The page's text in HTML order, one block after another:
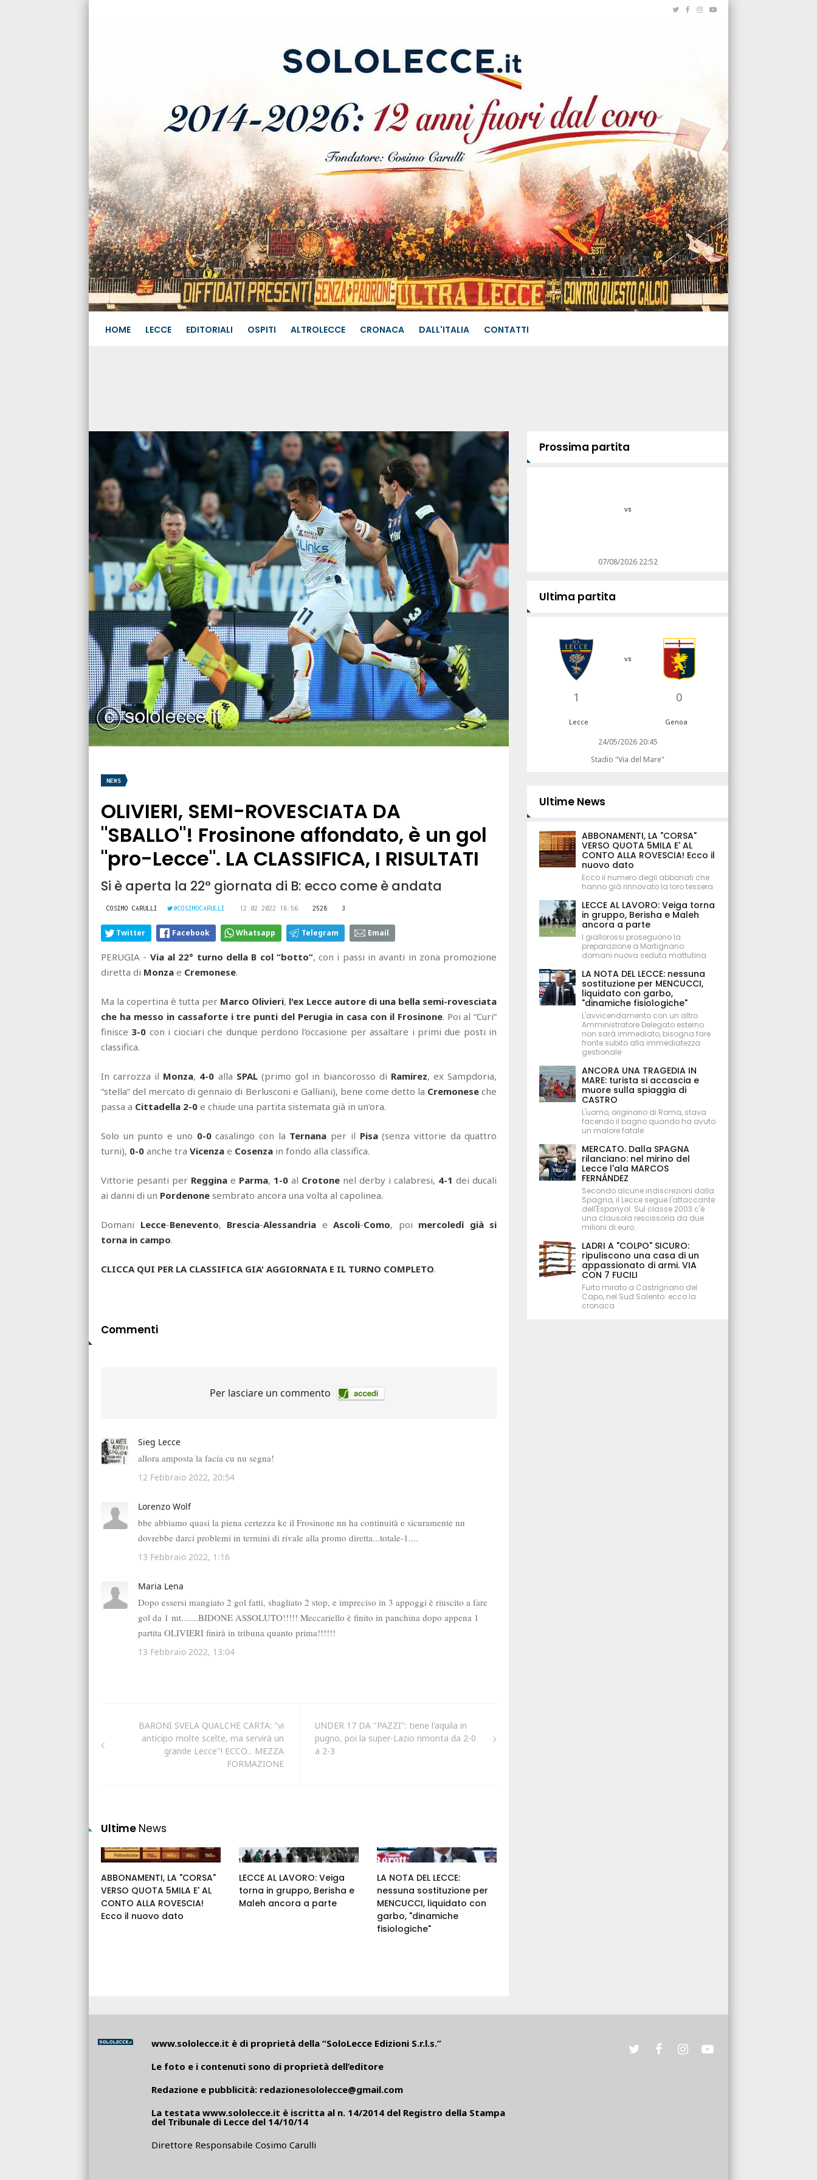
HOME LECCE EDITORIALI OSPITI ALTROLECCE CRONACA DALL'ITALIA CONTATTI
NEWS
OLIVIERI, SEMI-ROVESCIATA DA
"SBALLO"! Frosinone affondato, è un gol
"pro-Lecce". LA CLASSIFICA, I RISULTATI
Si è aperta la 22° giornata di B: ecco come è andata
COSIMO CARULLI @COSIMOCARULLI 12.02.2022 18:56 2528 3
Twitter Facebook Whatsapp Telegram Email
PERUGIA - Via al 22° turno della B col “botto”, con i passi in avanti in zona promozione
diretta di Monza e Cremonese.
Ma la copertina è tutta per Marco Olivieri, l'ex Lecce autore di una bella semi-rovesciata
che ha messo in cassaforte i tre punti del Perugia in casa con il Frosinone. Poi al “Curi”
finisce 3-0 con i ciociari che dunque perdono l'occasione per assaltare i primi due posti in
classifica.
In carrozza il Monza, 4-0 alla SPAL(primo gol in biancorosso di Ramirez, ex Sampdoria,
“stella” del mercato di gennaio di Berlusconi e Galliani), bene come detto la Cremonese che
passa a Cittadella 2-0 e chiude una partita sistemata già in un'ora.
Solo un punto e uno 0-0casalingo con la Ternana per il Pisa(senza vittorie da quattro
turni), 0-0 anche tra Vicenza e Cosenza in fondo alla classifica.
Vittorie pesanti per Reggina e Parma, 1-0 al Crotone nel derby i calabresi, 4-1 dei ducali
ai danni di un Pordenone sembrato ancora una volta al capolinea.
Domani Lecce-Benevento, Brescia-Alessandria eAscoli-Como, poi mercoledì già si
torna in campo.
CLICCA QUI PER LA CLASSIFICA GIA' AGGIORNATA E IL TURNO COMPLETO.
Commenti
BARONI SVELA QUALCHE CARTA: "vi
anticipo molte scelte, ma servirà un
grande Lecce"! ECCO... MEZZA
FORMAZIONE
UNDER 17 DA "PAZZI": tiene l'aquila in
pugno, poi la super-Lazio rimonta da 2-0
a 2-3
Ultime News
ABBONAMENTI, LA "CORSA"
VERSO QUOTA 5MILA E' AL
CONTO ALLA ROVESCIA!
Ecco il nuovo dato
LECCE AL LAVORO: Veiga
torna in gruppo, Berisha e
Maleh ancora a parte
LA NOTA DEL LECCE:
nessuna sostituzione per
MENCUCCI, liquidato con
garbo, "dinamiche
fisiologiche"
Prossima partita
vs
07/08/2026 22:52
Ultima partita
1
vs
0
Lecce Genoa
24/05/2026 20:45
Stadio "Via del Mare"
Ultime News
ABBONAMENTI, LA "CORSA"
VERSO QUOTA 5MILA E' AL
CONTO ALLA ROVESCIA! Ecco il
nuovo dato
Ecco il numero degli abbonati che
hanno già rinnovato la loro tessera
LECCE AL LAVORO: Veiga torna
in gruppo, Berisha e Maleh
ancora a parte
I giallorossi proseguono la
preparazione a Martignano:
domani nuova seduta mattutina
LA NOTA DEL LECCE: nessuna
sostituzione per MENCUCCI,
liquidato con garbo,
"dinamiche fisiologiche"
L'avvicendamento con un altro
Amministratore Delegato esterno
non sarà immediato, bisogna fare
fronte subito alla immediatezza
gestionale
ANCORA UNA TRAGEDIA IN
MARE: turista si accascia e
muore sulla spiaggia di
CASTRO
L'uomo, originario di Roma, stava
facendo il bagno quando ha avuto
un malore fatale
MERCATO. Dalla SPAGNA
rilanciano: nel mirino del
Lecce l'ala MARCOS
FERNÁNDEZ
Secondo alcune indiscrezioni dalla
Spagna, il Lecce segue l'attaccante
dell'Espanyol. Sul classe 2003 c'è
una clausola rescissoria da due
milioni di euro.
LADRI A "COLPO" SICURO:
ripuliscono una casa di un
appassionato di armi. VIA
CON 7 FUCILI
Furto mirato a Castrignano del
Capo, nel Sud Salento: ecco la
cronaca
www.sololecce.it è di proprietà della “SoloLecce Edizioni S.r.l.s.”
Le foto e i contenuti sono di proprietà dell’editore
Redazione e pubblicità: redazionesololecce@gmail.com
La testata www.sololecce.it è iscritta al n. 14/2014 del Registro della Stampa
del Tribunale di Lecce del 14/10/14
Direttore Responsabile Cosimo Carulli